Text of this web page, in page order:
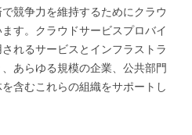
競争力を維持するためにクラウ
す。クラウドサービスプロバイ
れるサービスとインフラストラ
あらゆる規模の企業、公共部門
含むこれらの組織をサポートし